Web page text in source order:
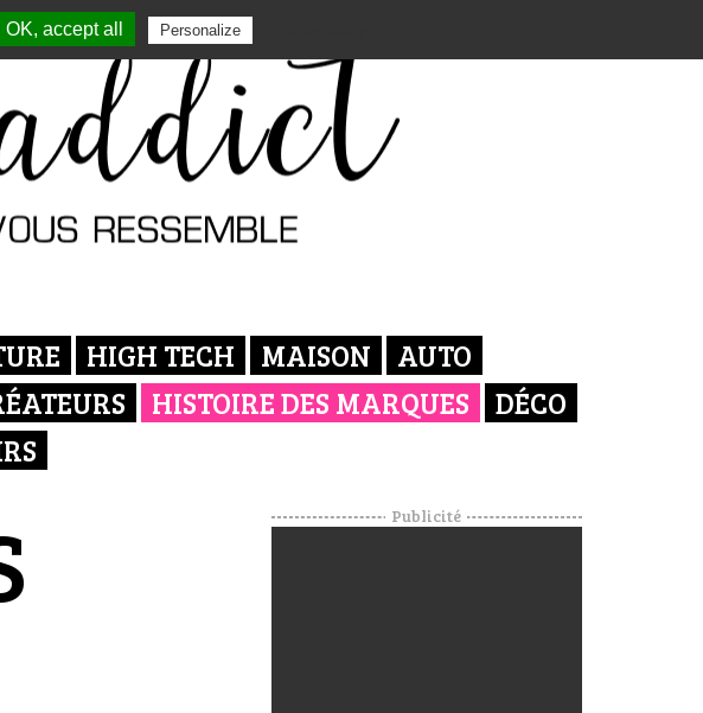
HIGH TECH MAISON
AUTO
HISTOIRE DES MARQUES
DÉCO
Publicité
accept all Personalize